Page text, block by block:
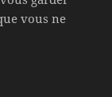
vous ne